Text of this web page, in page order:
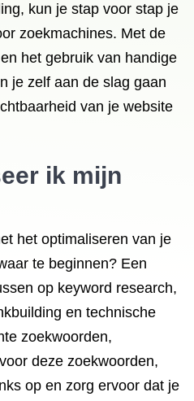
kun je stap voor stap je
zoekmachines. Met de
het gebruik van handige
je zelf aan de slag gaan
van je website
ik mijn
het optimaliseren van je
te beginnen? Een
op keyword research,
en technische
zoekwoorden,
deze zoekwoorden,
op en zorg ervoor dat je